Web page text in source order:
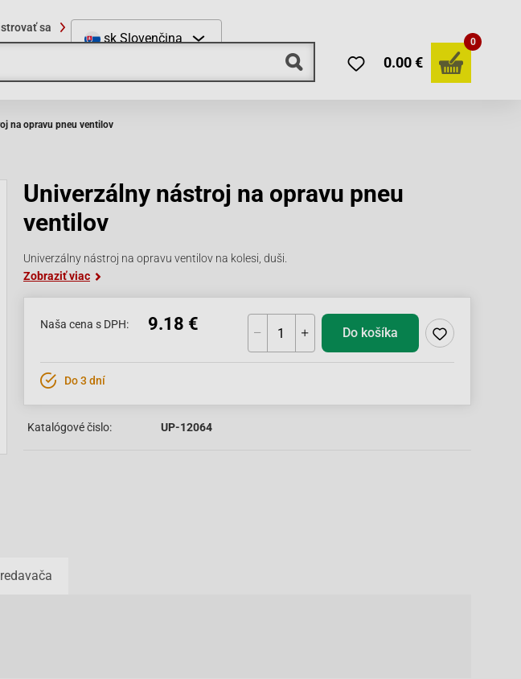
sa
sk Slovenčina
0.00 €
0
na opravu pneu ventilov
Univerzálny nástroj na opravu pneu
ventilov
Univerzálny nástroj na opravu ventilov na kolesi, duši.
Zobraziť viac
Naša cena s DPH: 9.18 € Do košíka
Do 3 dní
Katalógové čislo: UP-12064